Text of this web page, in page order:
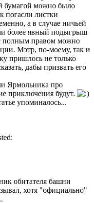
бумагой можно было
погасли листки
а в случае ничьей
более явный подыгрыш
полным правом можно
Мэтр, по-моему, так и
пришлось не только
дабы призвать его
Ярмольника про
приключения будут.
упоминалось...
обитателя башни
хотя "официально"